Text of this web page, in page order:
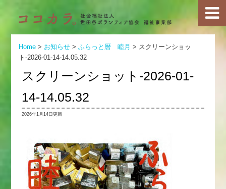
Home > お知らせ >ふらっと暦 睦月 > スクリーンショッ
ト-2026-01-14-14.05.32
スクリーンショット-2026-01-
14-14.05.32
2026年1月14日更新